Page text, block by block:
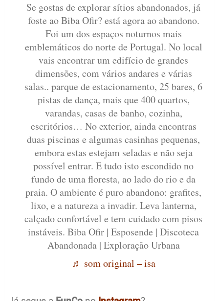
Se gostas de explorar sítios abandonados, já
foste ao Biba Ofir? está agora ao abandono.
Foi um dos espaços noturnos mais
emblemáticos do norte de Portugal. No local
vais encontrar um edifício de grandes
dimensões, com vários andares e várias
salas.. parque de estacionamento, 25 bares, 6
pistas de dança, mais que 400 quartos,
varandas, casas de banho, cozinha,
escritórios… No exterior, ainda encontras
duas piscinas e algumas casinhas pequenas,
embora estas estejam seladas e não seja
possível entrar. E tudo isto escondido no
fundo de uma floresta, ao lado do rio e da
praia. O ambiente é puro abandono: grafites,
lixo, e a natureza a invadir. Leva lanterna,
calçado confortável e tem cuidado com pisos
instáveis. Biba Ofir | Esposende | Discoteca
Abandonada | Exploração Urbana
♬ som original – isa